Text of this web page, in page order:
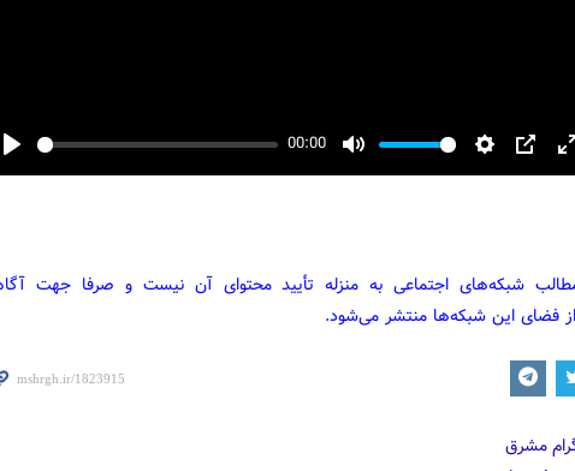
00:00
شبکه‌های اجتماعی به منزله تأیید محتوای آن نیست و صرفا جهت
فضای این شبکه‌ها منتشر می‌شود.